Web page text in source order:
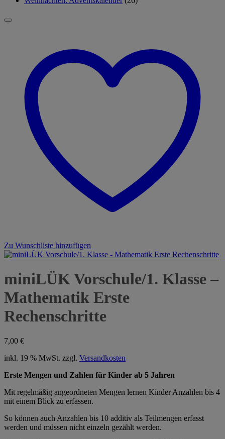
Zu Wunschliste hinzufügen
miniLÜK Vorschule/1. Klasse –
Mathematik Erste
Rechenschritte
7,00 €
inkl. 19 % MwSt. zzgl. Versandkosten
Erste Mengen und Zahlen für Kinder ab 5 Jahren
Mit regelmäßig angeordneten Mengen lernen Kinder Anzahlen bis 4
mit einem Blick zu erfassen.
So können auch Anzahlen bis 10 additiv als Teilmengen erfasst
werden und müssen nicht einzeln gezählt werden.